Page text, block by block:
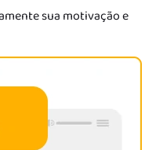
sua motivação e